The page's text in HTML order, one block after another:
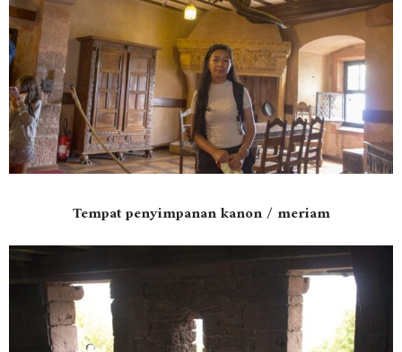
Tempat penyimpanan kanon / meriam